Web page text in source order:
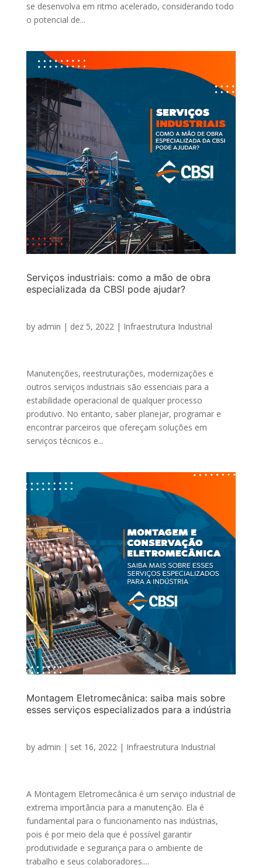
se desenvolva em ritmo acelerado, considerando todo
o potencial de...
Serviços industriais: como a mão de obra
especializada da CBSI pode ajudar?
by admin | dez 5, 2022 | Infraestrutura Industrial
Manutenções, reestruturações, modernizações e
outros serviços industriais são essenciais para a
estabilidade operacional de qualquer processo
produtivo. No entanto, saber planejar, programar e
encontrar parceiros que ofereçam soluções em
serviços técnicos e...
Montagem Eletromecânica: saiba mais sobre
esses serviços especializados para a indústria
by admin | set 16, 2022| Infraestrutura Industrial
A Montagem Eletromecânica é um serviço industrial de
extrema importância para a manutenção. Ela é
fundamental para o funcionamento nas indústrias,
pois é por meio dela que é possível garantir
produtividade e segurança para o ambiente de
trabalho e seus colaboradores....